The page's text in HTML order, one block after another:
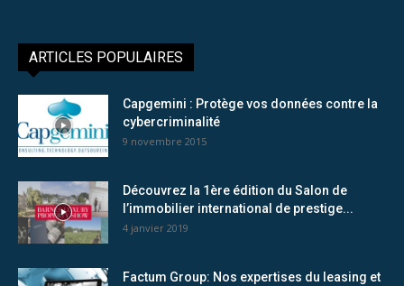
ARTICLES POPULAIRES
Capgemini : Protège vos données contre la
cybercriminalité
9 novembre 2015
Découvrez la 1ère édition du Salon de
l’immobilier international de prestige...
4 janvier 2019
Factum Group: Nos expertises du leasing et